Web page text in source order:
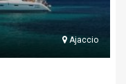
Ajaccio